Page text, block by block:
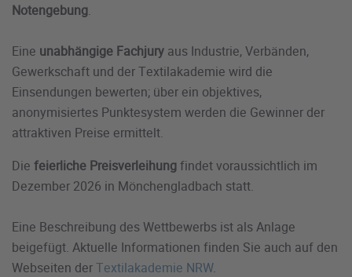
Notengebung.
Eine unabhängige Fachjury aus Industrie, Verbänden,
Gewerkschaft und der Textilakademie wird die
Einsendungen bewerten; über ein objektives,
anonymisiertes Punktesystem werden die Gewinner der
attraktiven Preise ermittelt.
Die feierliche Preisverleihungfindet voraussichtlich im
Dezember 2026 in Mönchengladbach statt.
Eine Beschreibung des Wettbewerbs ist als Anlage
beigefügt. Aktuelle Informationen finden Sie auch auf den
Webseiten derTextilakademie NRW.